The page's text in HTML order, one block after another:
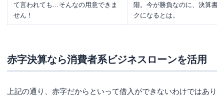
て言われても…そんなの用意できま
せん！
階。今が勝負なのに、決算書
クになるとは。
赤字決算なら消費者系ビジネスローンを活用
上記の通り、赤字だからといって借入ができないわけではあり